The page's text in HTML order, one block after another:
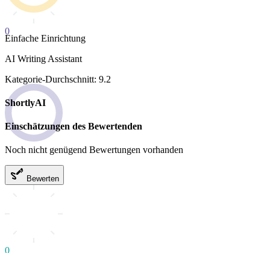
0
Einfache Einrichtung
AI Writing Assistant
Kategorie-Durchschnitt: 9.2
ShortlyAI
Einschätzungen des Bewertenden
Noch nicht genügend Bewertungen vorhanden
Bewerten
0